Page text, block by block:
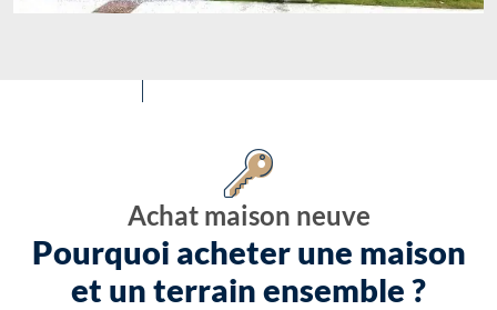
Achat maison neuve
Pourquoi acheter une maison
et un terrain ensemble ?